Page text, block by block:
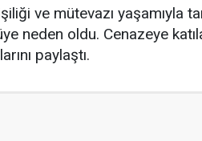
ve mütevazı yaşamıyla
neden oldu. Cenazeye
paylaştı.